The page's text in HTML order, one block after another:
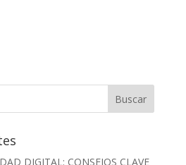
DIGITAL: CONSEJOS CLAVE